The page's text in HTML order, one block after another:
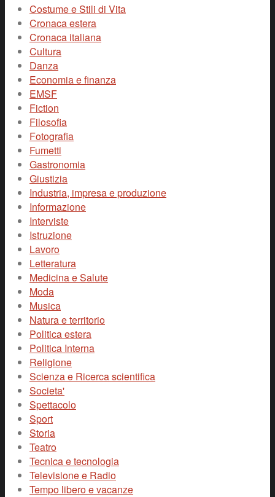
Costume e Stili di Vita
Cronaca estera
Cronaca italiana
Cultura
Danza
Economia e finanza
EMSF
Fiction
Filosofia
Fotografia
Fumetti
Gastronomia
Giustizia
Industria, impresa e produzione
Informazione
Interviste
Istruzione
Lavoro
Letteratura
Medicina e Salute
Moda
Musica
Natura e territorio
Politica estera
Politica Interna
Religione
Scienza e Ricerca scientifica
Societa'
Spettacolo
Sport
Storia
Teatro
Tecnica e tecnologia
Televisione e Radio
Tempo libero e vacanze